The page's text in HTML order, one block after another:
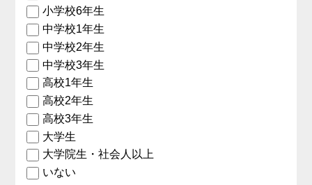
小学校6年生
中学校1年生
中学校2年生
中学校3年生
高校1年生
高校2年生
高校3年生
大学生
大学院生・社会人以上
いない